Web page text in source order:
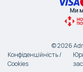
Ми
©2026
Конфіденційність /
Cookies